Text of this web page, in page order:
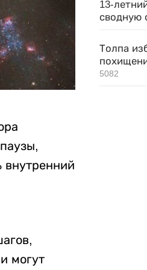
внутренний
могут
13-
сводную
Толпа
5082